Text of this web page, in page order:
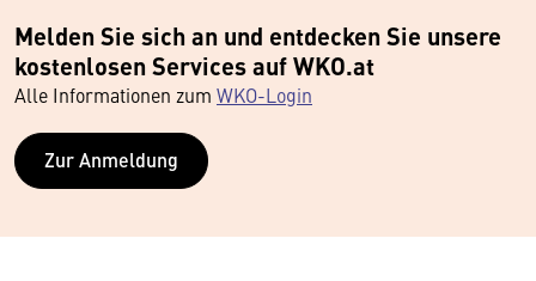
Melden Sie sich an und entdecken Sie unsere
kostenlosen Services auf WKO.at
Alle Informationen zum WKO-Login
Zur Anmeldung